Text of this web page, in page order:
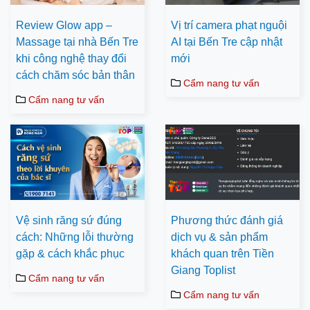
Review Glow app –
Massage tại nhà Bến Tre
khi công nghệ thay đổi
cách chăm sóc bản thân
Cẩm nang tư vấn
Vị trí camera phạt nguội
AI tại Bến Tre cập nhật
mới
Cẩm nang tư vấn
Vệ sinh răng sứ đúng
cách: Những lỗi thường
gặp & cách khắc phục
Cẩm nang tư vấn
Phương thức đánh giá
dịch vụ & sản phẩm
khách quan trên Tiền
Giang Toplist
Cẩm nang tư vấn